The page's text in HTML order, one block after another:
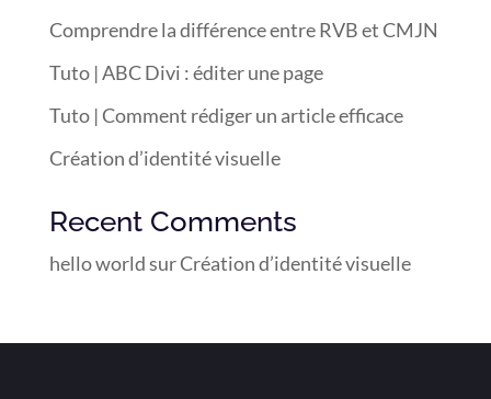
Comprendre la différence entre RVB et CMJN
Tuto | ABC Divi : éditer une page
Tuto | Comment rédiger un article efficace
Création d’identité visuelle
Recent Comments
hello worldsurCréation d’identité visuelle